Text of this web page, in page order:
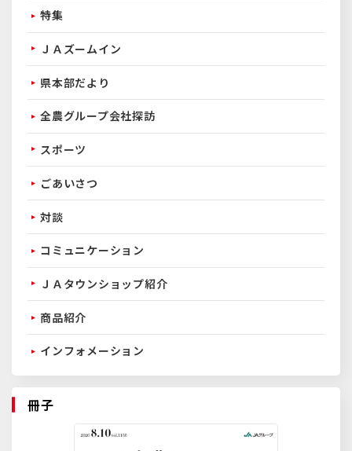
特集
ＪＡズームイン
県本部だより
全農グループ会社探訪
スポーツ
ごあいさつ
対談
コミュニケーション
ＪＡタウンショップ紹介
商品紹介
インフォメーション
冊子